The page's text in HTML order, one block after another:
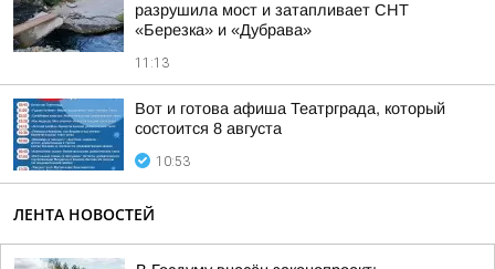
разрушила мост и затапливает СНТ
«Березка» и «Дубрава»
11:13
Вот и готова афиша Театрграда, который
состоится 8 августа
10:53
ЛЕНТА НОВОСТЕЙ